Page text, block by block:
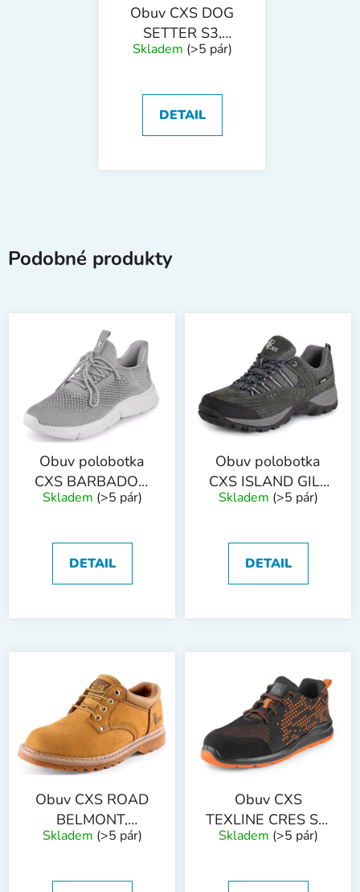
Obuv CXS DOG
SETTER S3,
polobotky
Skladem (>5 pár)
DETAIL
Podobné produkty
Obuv polobotka
CXS BARBADOS,
šedo-bílá
Skladem (>5 pár)
DETAIL
Obuv polobotka
CXS ISLAND GILI,
vycházková, šedo-
Skladem (>5 pár)
DETAIL
Obuv CXS ROAD
BELMONT,
polobotka
Skladem (>5 pár)
Obuv CXS
TEXLINE CRES S1,
polobotka
Skladem (>5 pár)